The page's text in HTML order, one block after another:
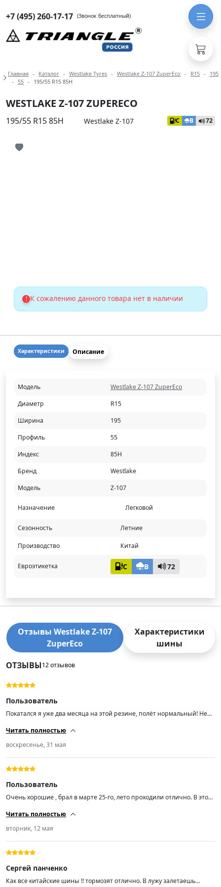
+7 (495) 260-17-17 (Звонок бесплатный)
Навигация по разделам модели
Главная Каталог Westlake Tyres Westlake Z-107 ZuperEco R15
195
55
195/55 R15 85H
WESTLAKE Z-107 ZUPERECO
195/55 R15 85H Westlake Z-107 C B 72
! К сожалению данного товара нет в наличии
Характеристики Описание
Модель
Westlake Z-107 ZuperEco
Диаметр
R15
Ширина
195
Профиль
55
Индекс
85H
Бренд
Westlake
Модель
Z-107
Назначение Легковой
Сезонность Летние
Производство Китай
Евроэтикетка C B 72
Отзывы Westlake Z-107
ZuperEco
Характеристики
шины
ОТЗЫВЫ12 отзывов
Пользователь
Покатался я уже два месяца на этой резине, полёт нормальный! Не
отлично, мокрая трасса — также. Далее посмотрим, на сколько
Читать полностью
воскресенье, 31 мая
Пользователь
Очень хорошие , брал в марте 25-го, лето проходили отлично. В этом
новое. Спасибо!!!
Читать полностью
вторник, 12 мая
Сергей панченко
Как все китайские шины !! тормозят отлично. В лужу залетаешь